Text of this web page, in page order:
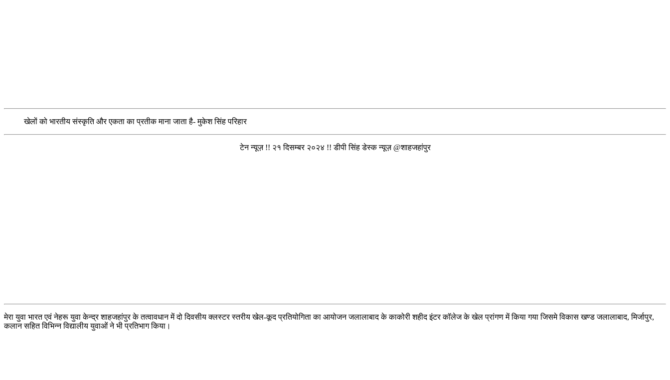
खेलों को भारतीय संस्कृति और एकता का प्रतीक माना जाता है- मुकेश सिंह परिहार
टेन न्यूज़ !! २१ दिसम्बर २०२४ !! डीपी सिंह डेस्क न्यूज़ @शाहजहांपुर
मेरा युवा भारत एवं नेहरू युवा केन्द्र शाहजहांपुर के तत्वावधान में दो दिवसीय क्लस्टर स्तरीय खेल-कूद प्रतियोगिता का आयोजन जलालाबाद के काकोरी शहीद इंटर कॉलेज के खेल प्रांगण में किया गया जिसमे विकास खण्ड जलालाबाद, मिर्जापुर,
कलान सहित विभिन्न विद्यालीय युवाओं ने भी प्रतिभाग किया।